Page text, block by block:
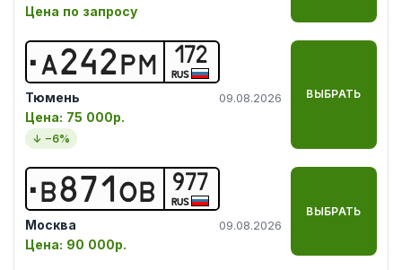
Цена по запросу
А242РМ 172
RUS
Тюмень 09.08.2026
Цена: 75 000р.
↓ −6%
ВЫБРАТЬ
В871 ОВ 977
RUS
Москва 09.08.2026
Цена: 90 000р.
ВЫБРАТЬ